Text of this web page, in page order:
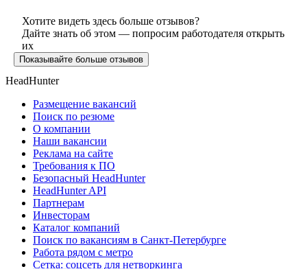
Хотите видеть здесь больше отзывов?
Дайте знать об этом — попросим работодателя открыть
их
Показывайте больше отзывов
HeadHunter
Размещение вакансий
Поиск по резюме
О компании
Наши вакансии
Реклама на сайте
Требования к ПО
Безопасный HeadHunter
HeadHunter API
Партнерам
Инвесторам
Каталог компаний
Поиск по вакансиям в Санкт-Петербурге
Работа рядом с метро
Сетка: соцсеть для нетворкинга